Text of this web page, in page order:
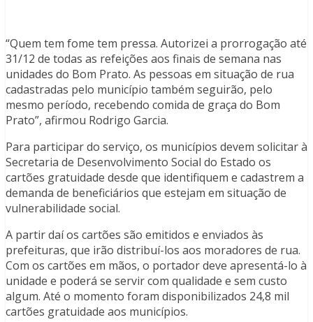
“Quem tem fome tem pressa. Autorizei a prorrogação até
31/12 de todas as refeições aos finais de semana nas
unidades do Bom Prato. As pessoas em situação de rua
cadastradas pelo município também seguirão, pelo
mesmo período, recebendo comida de graça do Bom
Prato”, afirmou Rodrigo Garcia.
Para participar do serviço, os municípios devem solicitar à
Secretaria de Desenvolvimento Social do Estado os
cartões gratuidade desde que identifiquem e cadastrem a
demanda de beneficiários que estejam em situação de
vulnerabilidade social.
A partir daí os cartões são emitidos e enviados às
prefeituras, que irão distribuí-los aos moradores de rua.
Com os cartões em mãos, o portador deve apresentá-lo à
unidade e poderá se servir com qualidade e sem custo
algum. Até o momento foram disponibilizados 24,8 mil
cartões gratuidade aos municípios.